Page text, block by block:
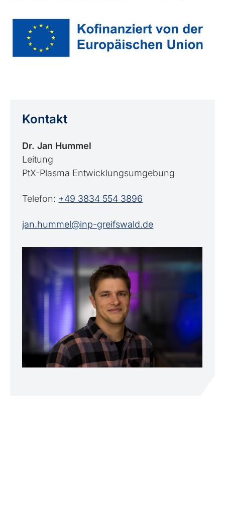
Kontakt
Dr. Jan Hummel
Leitung
PtX-Plasma Entwicklungsumgebung
Telefon: +49 3834 554 3896
jan.hummel@inp-greifswald.de